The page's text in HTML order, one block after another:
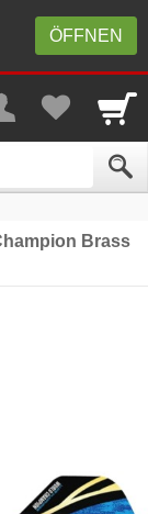
ÖFFNEN
Brass